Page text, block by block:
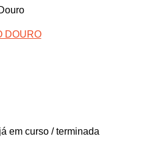
DOURO
em curso / terminada